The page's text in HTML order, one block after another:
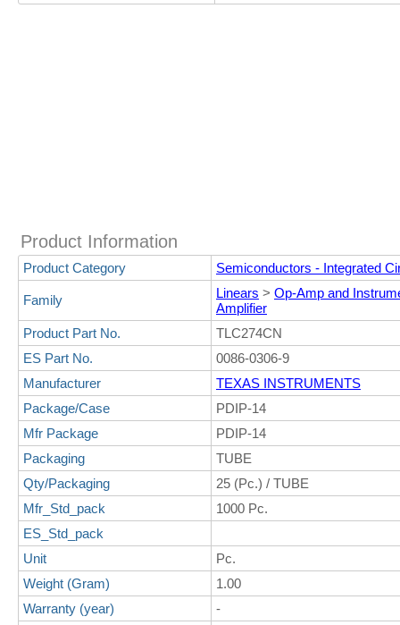
Product Information
Product Category Semiconductors - Integrated
Family Linears > Op-Amp and
Amplifier
Product Part No.
TLC274CN
ES Part No.
0086-0306-9
Manufacturer
TEXAS INSTRUMENTS
Package/Case
PDIP-14
Mfr Package
PDIP-14
Packaging
TUBE
Qty/Packaging
25 (Pc.) / TUBE
Mfr_Std_pack
1000 Pc.
ES_Std_pack
Unit
Pc.
Weight (Gram)
1.00
Warranty (year)
-